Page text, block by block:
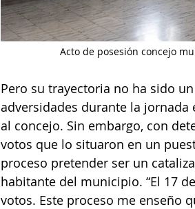
Acto de posesión concejo
Pero su trayectoria no ha sido
adversidades durante la
al concejo. Sin embargo, con
votos que lo situaron en un
proceso pretender ser un
habitante del municipio. “El 17
votos. Este proceso me enseño